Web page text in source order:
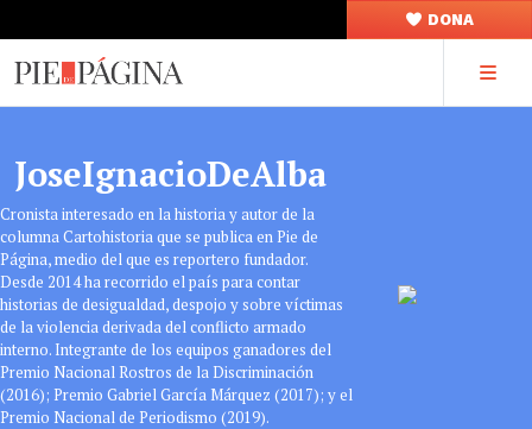
DONA
JoseIgnacioDeAlba
Cronista interesado en la historia y autor de la
columna Cartohistoria que se publica en Pie de
Página, medio del que es reportero fundador.
Desde 2014 ha recorrido el país para contar
historias de desigualdad, despojo y sobre víctimas
de la violencia derivada del conflicto armado
interno. Integrante de los equipos ganadores del
Premio Nacional Rostros de la Discriminación
(2016); Premio Gabriel García Márquez (2017); y el
Premio Nacional de Periodismo (2019).